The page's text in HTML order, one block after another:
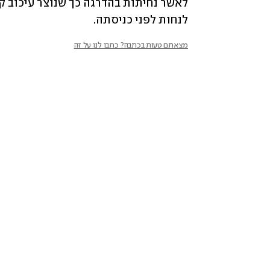
לנחות לפני כניסתה.
מצאתם טעות בכתבה? כתבו לנו על זה